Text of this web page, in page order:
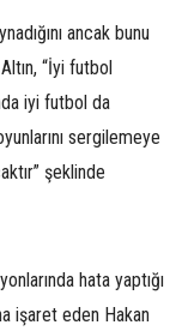
ancak bunu
“İyi futbol
iyi futbol da
sergilemeye
şeklinde
hata yaptığı
işaret eden Hakan